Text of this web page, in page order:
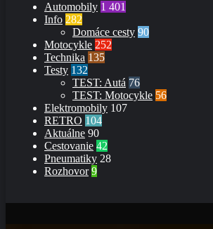
Automobily 1 401
Info 282
Domáce cesty 90
Motocykle 252
Technika 135
Testy 132
TEST: Autá 76
TEST: Motocykle 56
Elektromobily 107
RETRO 104
Aktuálne 90
Cestovanie 42
Pneumatiky 28
Rozhovor 9